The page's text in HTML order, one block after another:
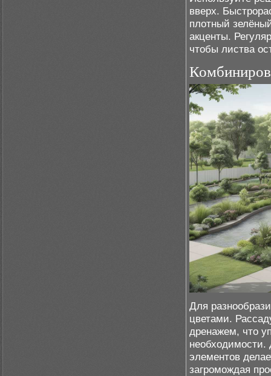
вверх.
плотный
акценты.
чтобы листва
Для
цветами.
дренажем, что
необходимости.
элементов
загромождая